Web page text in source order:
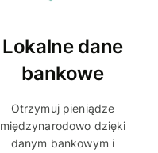
Lokalne dane
bankowe
Otrzymuj pieniądze
międzynarodowo dzięki
danym bankowym i